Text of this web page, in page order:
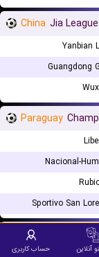
China Jia League
Yanbian
Guangdong
Paraguay
Nacional-
Sportivo San
Costa Rica
آنلاین حساب کاربری